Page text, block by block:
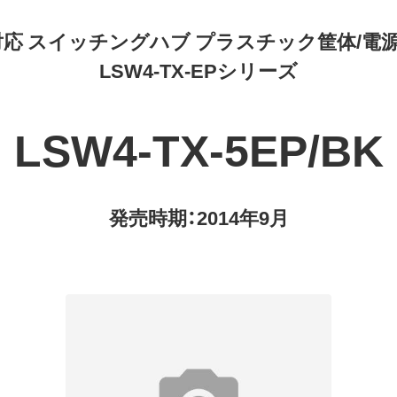
スイッチングハブ プラスチック筐体/電
LSW4-TX-EPシリーズ
LSW4-TX-5EP/BK
発売時期：2014年9月